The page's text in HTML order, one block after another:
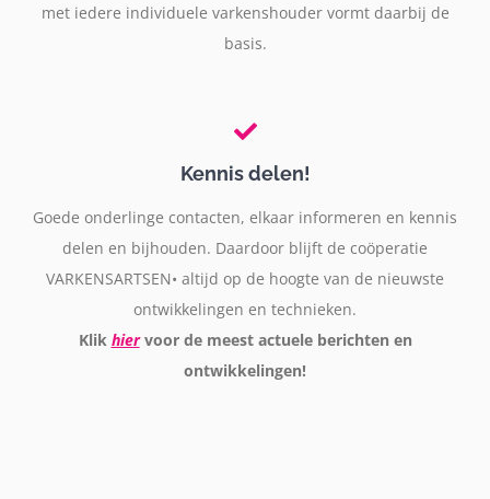
met iedere individuele varkenshouder vormt daarbij de
basis.
Kennis delen!
Goede onderlinge contacten, elkaar informeren en kennis
delen en bijhouden. Daardoor blijft de coöperatie
VARKENSARTSEN• altijd op de hoogte van de nieuwste
ontwikkelingen en technieken.
Klik hiervoor de meest actuele berichten en
ontwikkelingen!